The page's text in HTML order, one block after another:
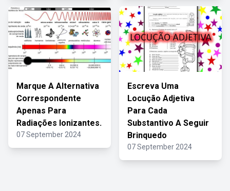
Marque A Alternativa
Correspondente
Apenas Para
Radiações Ionizantes.
07 September 2024
Escreva Uma
Locução Adjetiva
Para Cada
Substantivo A Seguir
Brinquedo
07 September 2024